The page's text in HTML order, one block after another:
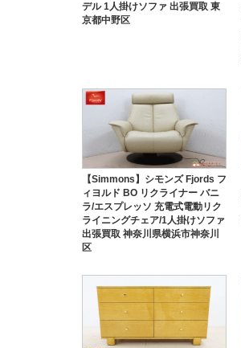
デル 1人掛けソファ 出張買取 東
京都中野区
【Simmons】シモンズ Fjords フ
ィヨルド BO リクライナー バニ
ラ/エスプレッソ 充電式電動リク
ライニングチェア/1人掛けソファ
出張買取 神奈川県横浜市神奈川
区